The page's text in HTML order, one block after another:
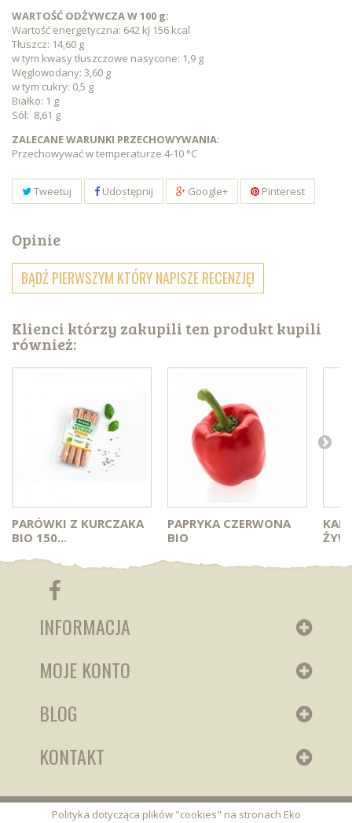
WARTOŚĆ ODŻYWCZA W 100 g:
Wartość energetyczna: 642 kJ 156 kcal
Tłuszcz: 14,60 g
w tym kwasy tłuszczowe nasycone: 1,9 g
Węglowodany: 3,60 g
w tym cukry: 0,5 g
Białko: 1 g
Sól: 8,61 g
ZALECANE WARUNKI PRZECHOWYWANIA:
Przechowywać w temperaturze 4-10 °C
Tweetuj Udostępnij Google+ Pinterest
Opinie
BĄDŹ PIERWSZYM KTÓRY NAPISZE RECENZJĘ!
Klienci którzy zakupili ten produkt kupili
również:
PARÓWKI Z KURCZAKA
BIO 150...
PAPRYKA CZERWONA
BIO
INFORMACJA
Polityka dotycząca plików "cookies" na stronach Eko
MOJE KONTO
BLOG
KONTAKT